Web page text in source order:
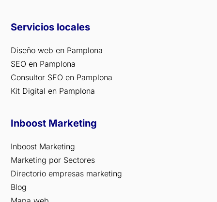
Servicios locales
Diseño web en Pamplona
SEO en Pamplona
Consultor SEO en Pamplona
Kit Digital en Pamplona
Inboost Marketing
Inboost Marketing
Marketing por Sectores
Directorio empresas marketing
Blog